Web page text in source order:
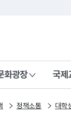
나라, 함
화광장 국제
정책소통 대학